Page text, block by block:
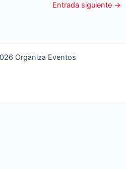
Entrada siguiente →
Organiza Eventos